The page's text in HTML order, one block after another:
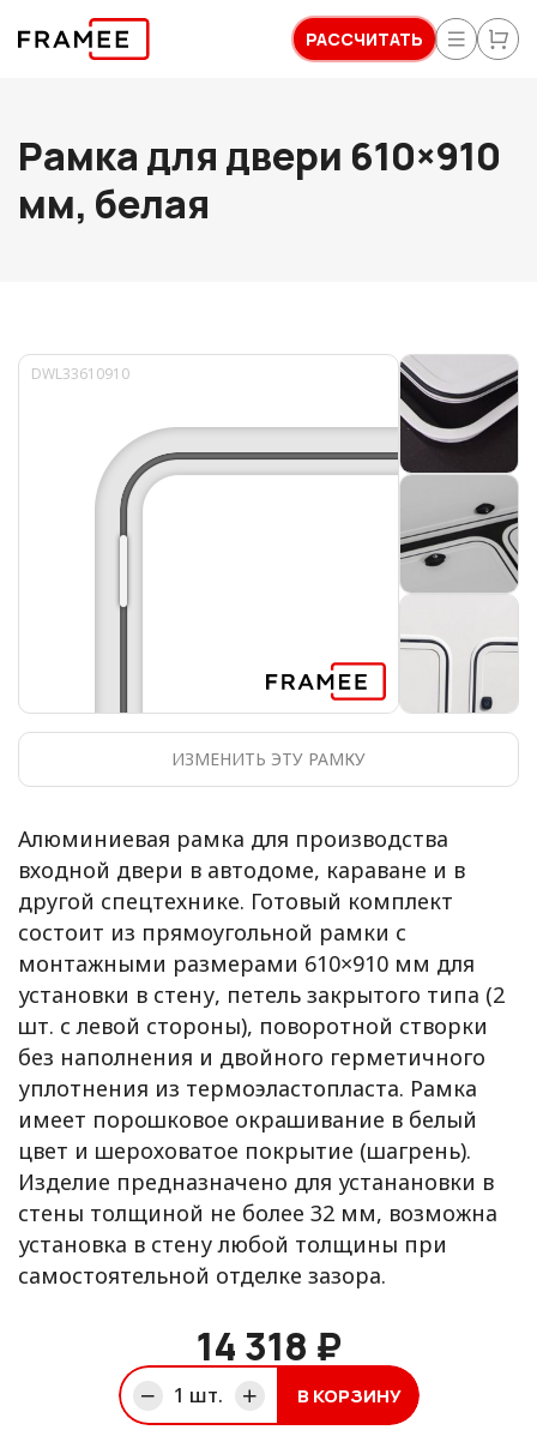
РАССЧИТАТЬ
Рамка для двери 610×910
мм, белая
DWL33610910
ИЗМЕНИТЬ ЭТУ РАМКУ
Алюминиевая рамка для производства
входной двери в автодоме, караване и в
другой спецтехнике. Готовый комплект
состоит из прямоугольной рамки с
монтажными размерами 610×910 мм для
установки в стену, петель закрытого типа (2
шт. с левой стороны), поворотной створки
без наполнения и двойного герметичного
уплотнения из термоэластопласта. Рамка
имеет порошковое окрашивание в белый
цвет и шероховатое покрытие (шагрень).
Изделие предназначено для устанановки в
стены толщиной не более 32 мм, возможна
установка в стену любой толщины при
самостоятельной отделке зазора.
14 318 ₽
1 шт. В КОРЗИНУ